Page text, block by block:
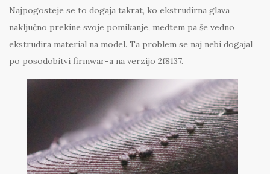
Najpogosteje se to dogaja takrat, ko ekstrudirna glava
naključno prekine svoje pomikanje, medtem pa še vedno
ekstrudira material na model. Ta problem se naj nebi dogajal
po posodobitvi firmwar-a na verzijo 2f8137.